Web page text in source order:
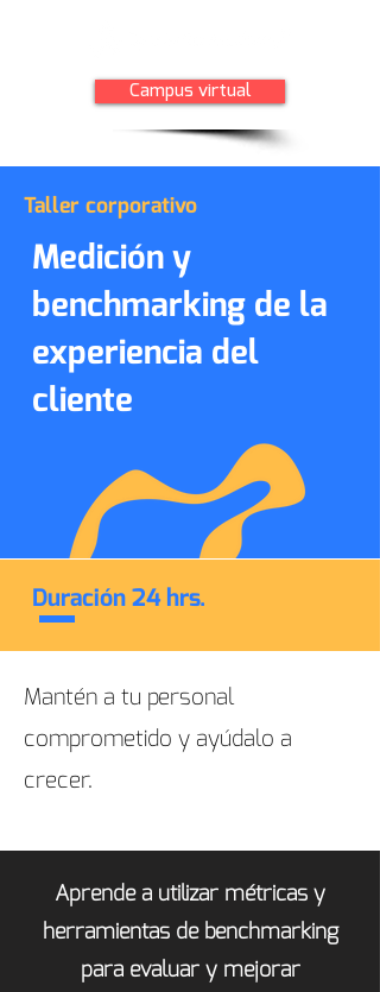
Campus virtual
Taller corporativo
Medición y
benchmarking de la
experiencia del
cliente
Duración 24 hrs.
Mantén a tu personal
comprometido y ayúdalo a
crecer.
Aprende a utilizar métricas y
herramientas de benchmarking
para evaluar y mejorar